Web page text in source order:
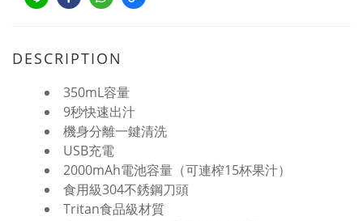
DESCRIPTION
350mL容量
9秒快速出汁
機身分離一鍵清洗
USB充電
2000mAh電池容量（可連榨15杯果汁）
食用級304不銹鋼刀頭
Tritan食品級材質